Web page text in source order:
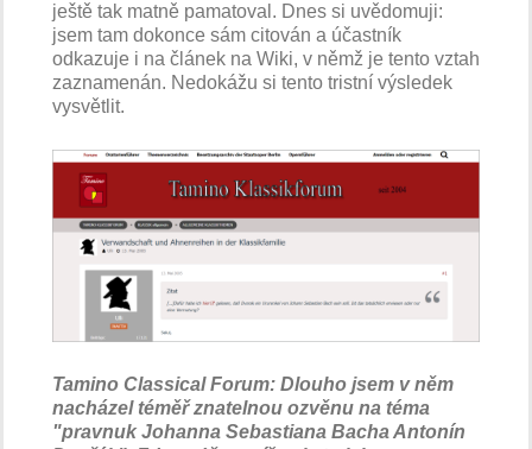
ještě tak matně pamatoval. Dnes si uvědomuji:
jsem tam dokonce sám citován a účastník
odkazuje i na článek na Wiki, v němž je tento vztah
zaznamenán. Nedokážu si tento tristní výsledek
vysvětlit.
Tamino Classical Forum: Dlouho jsem v něm
nacházel téměř znatelnou ozvěnu na téma
"pravnuk Johanna Sebastiana Bacha Antonín